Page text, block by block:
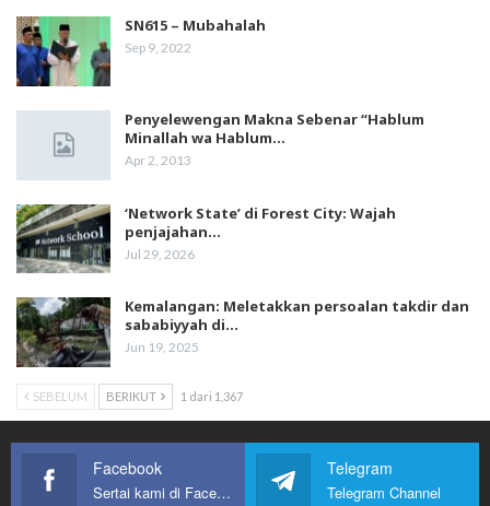
SN615 – Mubahalah
Sep 9, 2022
Penyelewengan Makna Sebenar “Hablum
Minallah wa Hablum…
Apr 2, 2013
‘Network State’ di Forest City: Wajah
penjajahan…
Jul 29, 2026
Kemalangan: Meletakkan persoalan takdir dan
sababiyyah di…
Jun 19, 2025
SEBELUM BERIKUT 1 dari 1,367
Facebook
Sertai kami di Facebook
Telegram
Telegram Channel